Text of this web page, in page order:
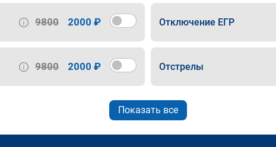
9800 2000 ₽ Отключение ЕГР
9800 2000 ₽ Отстрелы
Показать все